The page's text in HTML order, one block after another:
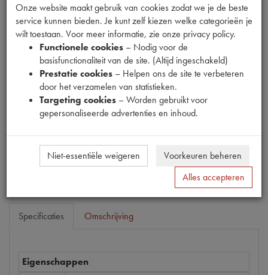
Fabrikant
Productnummer
1917011
Specificaties Omschrijving
Eigenschappen
Onze website maakt gebruik van cookies zodat we je de beste
service kunnen bieden. Je kunt zelf kiezen welke categorieën je
wilt toestaan. Voor meer informatie, zie onze privacy policy.
Functionele cookies – Nodig voor de
basisfunctionaliteit van de site. (Altijd ingeschakeld)
Prestatie cookies – Helpen ons de site te verbeteren
door het verzamelen van statistieken.
Targeting cookies – Worden gebruikt voor
gepersonaliseerde advertenties en inhoud.
Niet-essentiële weigeren
Voorkeuren beheren
Alles accepteren